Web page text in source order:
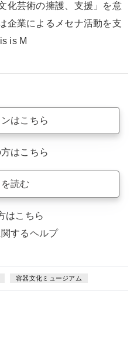
化芸術の擁護、支援」を意
企業によるメセナ活動を支
is M
はこちら
はこちら
読む
はこちら
するヘルプ
容器文化ミュージアム